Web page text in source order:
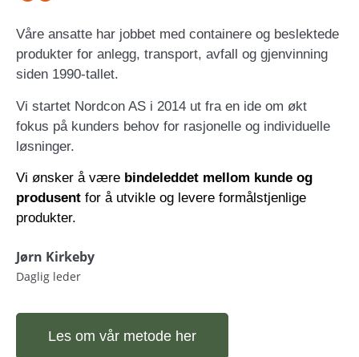
Våre ansatte har jobbet med containere og beslektede
produkter for anlegg, transport, avfall og gjenvinning
siden 1990-tallet.
Vi startet Nordcon AS i 2014 ut fra en ide om økt
fokus på kunders behov for rasjonelle og individuelle
løsninger.
Vi ønsker å være bindeleddet mellom kunde og
produsent for å utvikle og levere formålstjenlige
produkter.
Jørn Kirkeby
Daglig leder
Les om vår metode her